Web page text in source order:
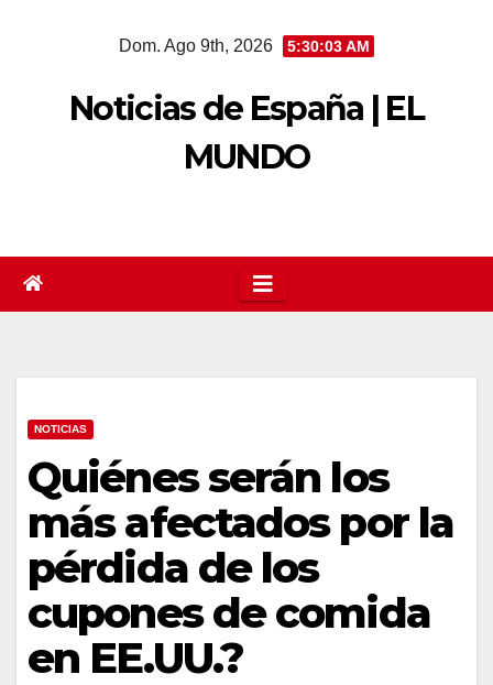
Dom. Ago 9th, 2026 5:30:04 AM
Noticias de España | EL
MUNDO
NOTICIAS
Quiénes serán los
más afectados por la
pérdida de los
cupones de comida
en EE.UU.?